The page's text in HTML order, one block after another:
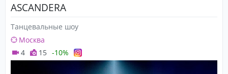
ASCANDERA
Танцевальные шоу
Москва
4
15 -10%